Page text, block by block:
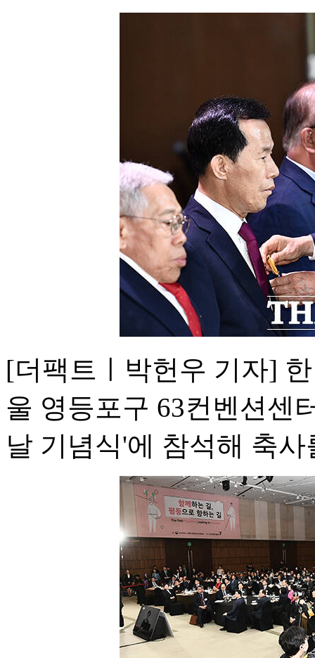
[더팩트ㅣ박헌우 기자]
울 영등포구 63컨벤션센
날 기념식'에 참석해 축